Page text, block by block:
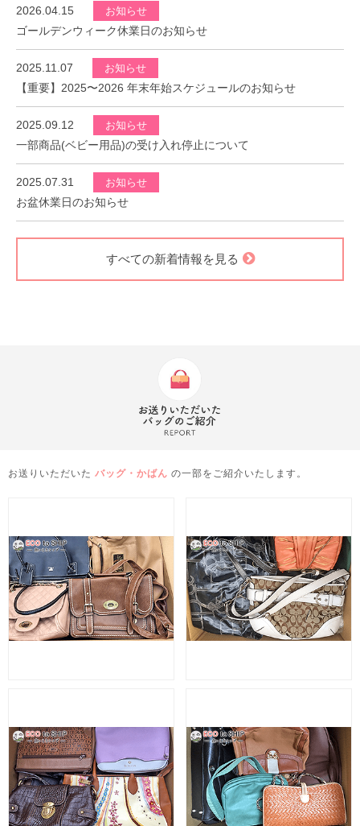
2026.04.15 お知らせ
ゴールデンウィーク休業日のお知らせ
2025.11.07 お知らせ
【重要】2025〜2026 年末年始スケジュールのお知らせ
2025.09.12 お知らせ
一部商品(ベビー用品)の受け入れ停止について
2025.07.31 お知らせ
お盆休業日のお知らせ
すべての新着情報を見る
お送りいただいた バッグ・かばん の一部をご紹介いたします。